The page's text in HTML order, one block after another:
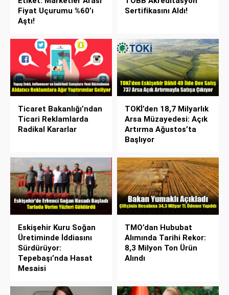
Fiyat Uçurumu %60’ı
Aştı!
Sertifikasını Aldı!
Ticaret Bakanlığı’ndan
Ticari Reklamlarda
Radikal Kararlar
TOKİ’den 18,7 Milyarlık
Arsa Müzayedesi: Açık
Artırma Ağustos’ta
Başlıyor
Eskişehir Kuru Soğan
Üretiminde İddiasını
Sürdürüyor:
Tepebaşı’nda Hasat
Mesaisi
TMO’dan Hububat
Alımında Tarihi Rekor:
8,3 Milyon Ton Ürün
Alındı